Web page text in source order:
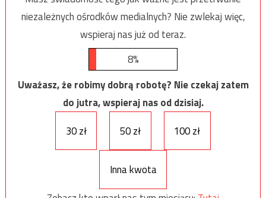
niezależnych ośrodków medialnych? Nie zwlekaj więc,
wspieraj nas już od teraz.
8%
Uważasz, że robimy dobrą robotę? Nie czekaj zatem
do jutra, wspieraj nas od dzisiaj.
30 zł
50 zł 100 zł
Inna kwota